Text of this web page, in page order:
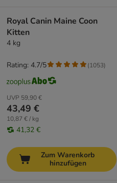
Royal Canin Maine Coon
Kitten
4 kg
UVP 59,90 €
43,49 €
10,87 € / kg
41,32 €
Rating: 4.7/5 (1053)
Zum Warenkorb
hinzufügen